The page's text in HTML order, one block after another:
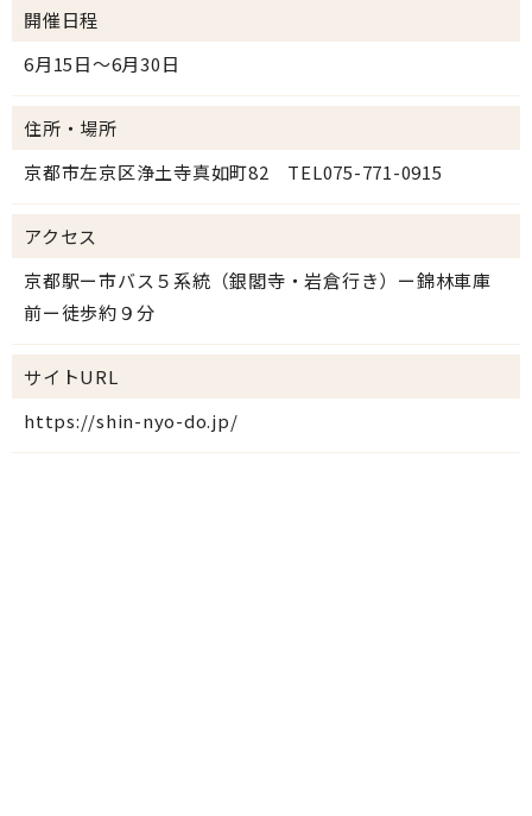
開催日程
6月15日～6月30日
住所・場所
京都市左京区浄土寺真如町82 TEL075-771-0915
アクセス
京都駅ー市バス５系統（銀閣寺・岩倉行き）ー錦林車庫
前ー徒歩約９分
サイトURL
https://shin-nyo-do.jp/